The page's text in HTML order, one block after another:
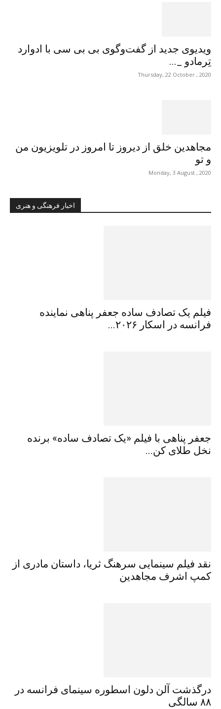
ویدیوی جدید از گفت‌وگوی بی بی سی با ادوارد
تِرمادو _...
Thursday, 22 October , 2020
مجاهدین خلق از دیروز تا امروز در تلویزیون من
و تو
Monday, 3 August , 2020
اخبار فرهنگی و هنری
فیلم یک تصادف ساده جعفر پناهی نماینده
فرانسه در اسکار ۲۰۲۶...
جعفر پناهی با فیلم «یک تصادف ساده» برنده
نخل طلای کن...
نقد فیلم سینمایی سرهنگ ثریا، داستان مادری از
کمپ اشرف مجاهدین
درگذشت آلن دلون اسطورە سینمای فرانسه در
۸۸ سالگی